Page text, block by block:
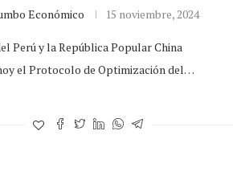
Económico 15 noviembre, 2024
Perú y la República Popular China
el Protocolo de Optimización del…